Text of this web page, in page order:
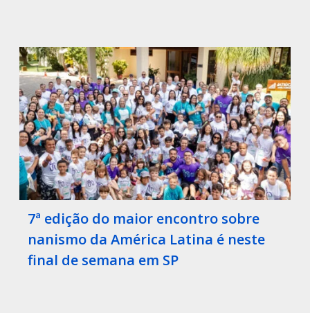
7ª edição do maior encontro sobre
nanismo da América Latina é neste
final de semana em SP